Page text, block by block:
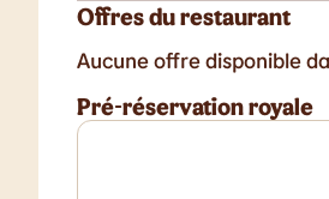
Offres du restaurant
Aucune offre disponible
Pré-réservation royale